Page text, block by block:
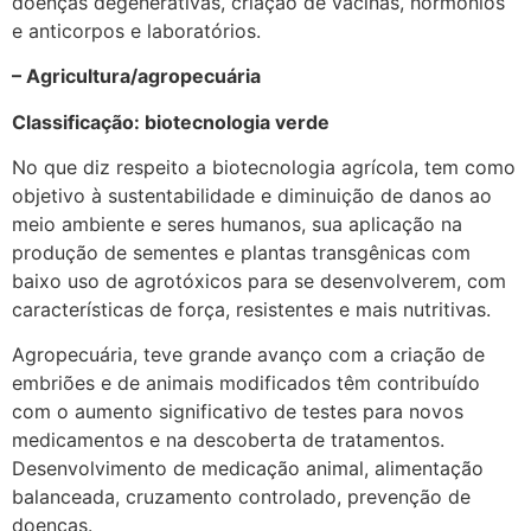
e anticorpos e laboratórios.
– Agricultura/agropecuária
Classificação: biotecnologia verde
No que diz respeito a biotecnologia agrícola, tem como
objetivo à sustentabilidade e diminuição de danos ao
meio ambiente e seres humanos, sua aplicação na
produção de sementes e plantas transgênicas com
baixo uso de agrotóxicos para se desenvolverem, com
características de força, resistentes e mais nutritivas.
Agropecuária, teve grande avanço com a criação de
embriões e de animais modificados têm contribuído
com o aumento significativo de testes para novos
medicamentos e na descoberta de tratamentos.
Desenvolvimento de medicação animal, alimentação
balanceada, cruzamento controlado, prevenção de
doenças.